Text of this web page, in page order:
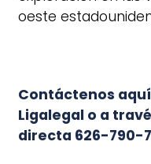
oeste
Contáctenos
Ligalegal o a
directa 626-790-